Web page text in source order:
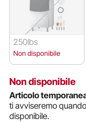
250lbs
Non disponibile
Non disponibile
Articolo
ti avviseremo
disponibile.